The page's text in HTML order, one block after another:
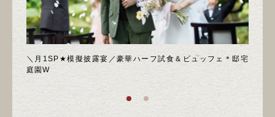
＼月1SP★模擬披露宴／豪華ハーフ試食＆ビュッフェ＊邸宅
庭園W